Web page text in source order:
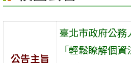
公告主旨
臺北市政府公
「輕鬆瞭解個